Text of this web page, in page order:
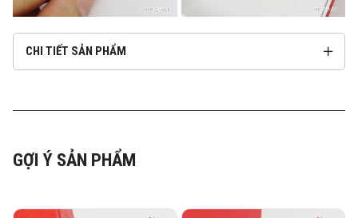
CHI TIẾT SẢN PHẨM
GỢI Ý SẢN PHẨM